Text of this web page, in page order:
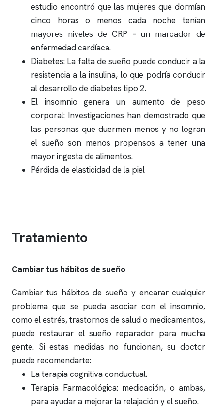
estudio encontró que las mujeres que dormían
cinco horas o menos cada noche tenían
mayores niveles de CRP – un marcador de
enfermedad cardíaca.
Diabetes: La falta de sueño puede conducir a la
resistencia a la insulina, lo que podría conducir
al desarrollo de diabetes tipo 2.
El insomnio genera un aumento de peso
corporal: Investigaciones han demostrado que
las personas que duermen menos y no logran
el sueño son menos propensos a tener una
mayor ingesta de alimentos.
Pérdida de elasticidad de la piel
Tratamiento
Cambiar tus hábitos de sueño
Cambiar tus hábitos de sueño y encarar cualquier
problema que se pueda asociar con el insomnio,
como el estrés, trastornos de salud o medicamentos,
puede restaurar el sueño reparador para mucha
gente. Si estas medidas no funcionan, su doctor
puede recomendarte:
La terapia cognitiva conductual.
Terapia Farmacológica: medicación, o ambas,
para ayudar a mejorar la relajación y el sueño.